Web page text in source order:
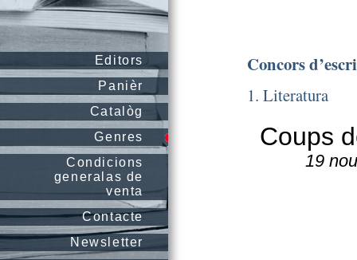
Editors
Panièr
Catalòg
Genres
Condicions
generalas de
venta
Contacte
Newsletter
Concors
1. Literatura
Coups
19